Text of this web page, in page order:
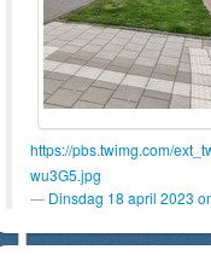
https://pbs.twimg.com/
wu3G5.jpg
Dinsdag 18 april 2023